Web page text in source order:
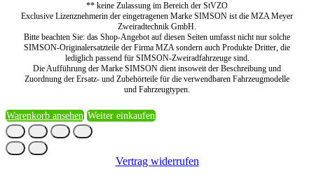
** keine Zulassung im Bereich der StVZO
Exclusive Lizenznehmerin der eingetragenen Marke SIMSON ist die MZA Meyer
Zweiradtechnik GmbH.
Bitte beachten Sie: das Shop-Angebot auf diesen Seiten umfasst nicht nur solche
SIMSON-Originalersatzteile der Firma MZA sondern auch Produkte Dritter, die
lediglich passend für SIMSON-Zweiradfahrzeuge sind.
Die Aufführung der Marke SIMSON dient insoweit der Beschreibung und
Zuordnung der Ersatz- und Zubehörteile für die verwendbaren Fahrzeugmodelle
und Fahrzeugtypen.
Warenkorb ansehen Weiter einkaufen
Vertrag widerrufen